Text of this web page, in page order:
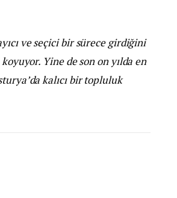
ve seçici bir sürece girdiğini
Yine de son on yılda en
kalıcı bir topluluk